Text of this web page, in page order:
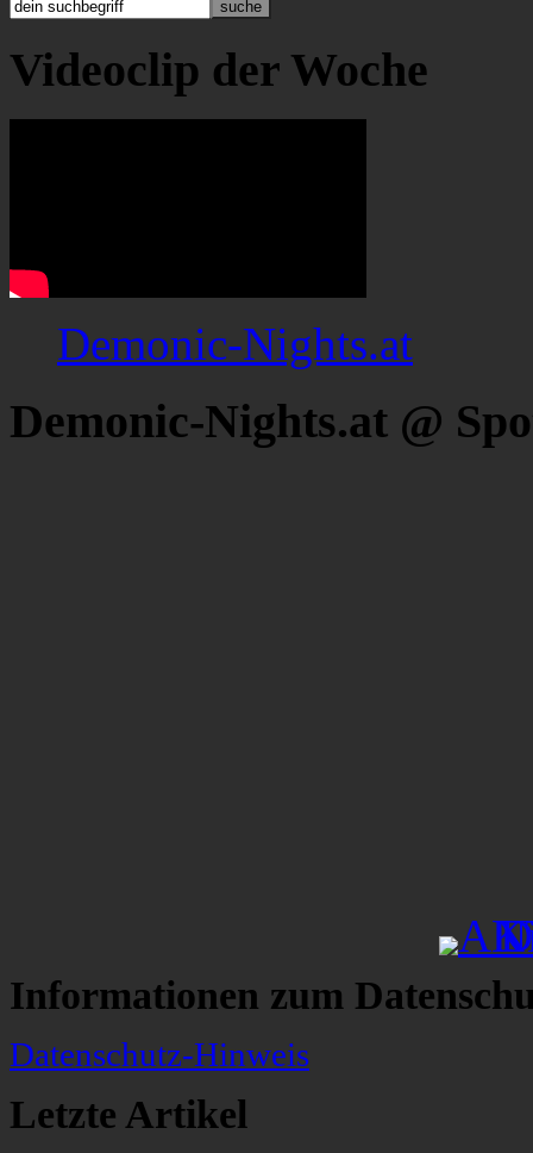
Videoclip der Woche
Demonic-Nights.at
Demonic-Nights.at @
Informationen zum
Datenschutz-Hinweis
Letzte Artikel